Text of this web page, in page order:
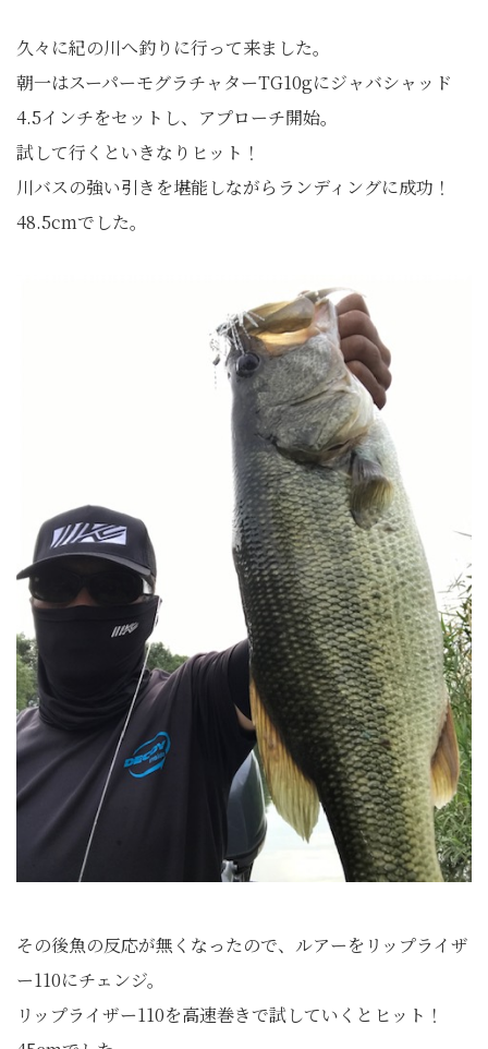
久々に紀の川へ釣りに行って来ました。
朝一はスーパーモグラチャターTG10gにジャバシャッド
4.5インチをセットし、アプローチ開始。
試して行くといきなりヒット！
川バスの強い引きを堪能しながらランディングに成功！
48.5cmでした。
その後魚の反応が無くなったので、ルアーをリップライザ
ー110にチェンジ。
リップライザー110を高速巻きで試していくとヒット！